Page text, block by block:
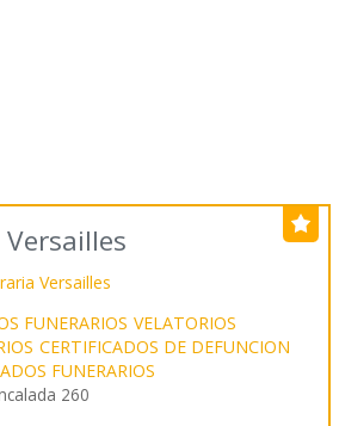
FUNERARIOS VELATORIOS
CERTIFICADOS DE DEFUNCION
FUNERARIOS
260